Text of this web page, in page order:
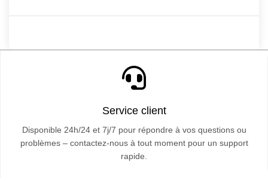
Service client
Disponible 24h/24 et 7j/7 pour répondre à vos questions ou
problèmes – contactez-nous à tout moment pour un support
rapide.